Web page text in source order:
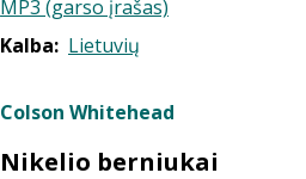
MP3 (garso įrašas)
Kalba: Lietuvių
Colson Whitehead
Nikelio berniukai